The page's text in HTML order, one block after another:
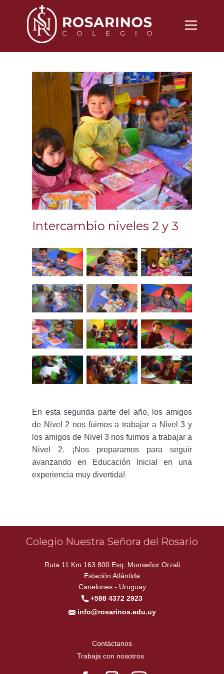
Nosotros
Noticias
Vida Cotidiana
Inscripciones
Contacto
Intercambio niveles 2 y 3
En esta segunda parte del año, los amigos
de Nivel 2 nos fuimos a trabajar a Nivel 3 y
los amigos de Nivel 3 nos fuimos a trabajar a
Nivel 2. ¡Nos preparamos para seguir
avanzando en Educación Inicial en una
experiencia muy divertida!
Colegio Nuestra Señora del Rosario
Ruta 11 Km 163.800 Esq. Monseñor Orzali
Estación Atlántida
Canelones - Uruguay
+598 4372 2923
info@rosarinos.edu.uy
Contáctanos
Trabaja con nosotros